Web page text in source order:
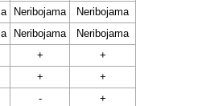
Neribojama
Neribojama
Neribojama
Neribojama
+
+
+
+
-
+